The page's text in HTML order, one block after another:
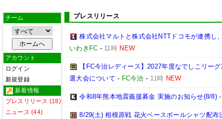
チーム
アカウント
ログイン
新規登録
新着情報
プレスリリース (18)
ニュース (44)
プレスリリース
株式会社マルトと株式会社NTTドコモが連携し
いわきFC - 11時 NEW
【FC今治レディース】2027年度なでしこリー
選大会について - FC今治 - 11時 NEW
令和8年熊本地震義援募金 実施のお知らせ(8/8)
8/29(土) 相模原戦 花火ベースボールシャツ配